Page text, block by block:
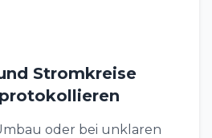
Stromkreise
oder bei unklaren